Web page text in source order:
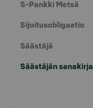
S-Pankki Metsä
Sijoitusobligaatio
Säästäjä
Säästäjän sanakirja